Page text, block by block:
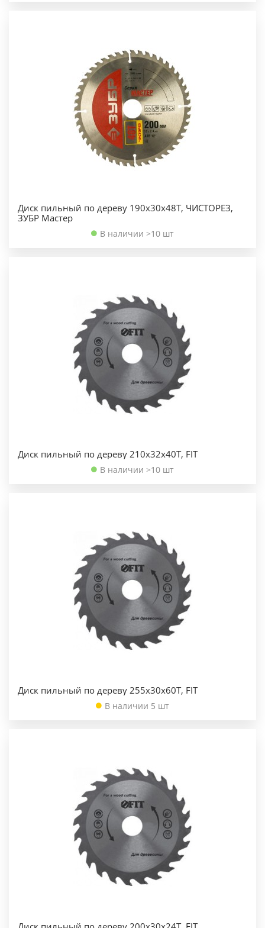
Диск пильный по дереву 190х30х48Т, ЧИСТОРЕЗ,
ЗУБР Мастер
В наличии >10 шт
Диск пильный по дереву 210х32х40Т, FIT
В наличии >10 шт
Диск пильный по дереву 255х30х60Т, FIT
В наличии 5 шт